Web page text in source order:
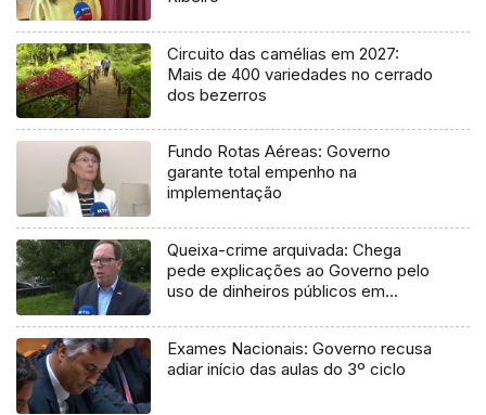
Circuito das camélias em 2027:
Mais de 400 variedades no cerrado
dos bezerros
Fundo Rotas Aéreas: Governo
garante total empenho na
implementação
Queixa-crime arquivada: Chega
pede explicações ao Governo pelo
uso de dinheiros públicos em
Exames Nacionais: Governo recusa
adiar início das aulas do 3º ciclo